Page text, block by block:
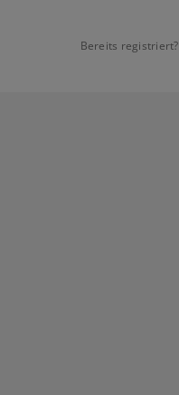
Bereits registriert?